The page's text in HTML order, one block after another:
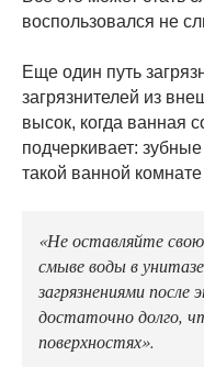
воспользовался не
Еще один путь
загрязнителей из
высок, когда ванная
подчеркивает:
такой ванной
«Не оставляйте
смыве воды в
загрязнениями
достаточно долго,
поверхностях».